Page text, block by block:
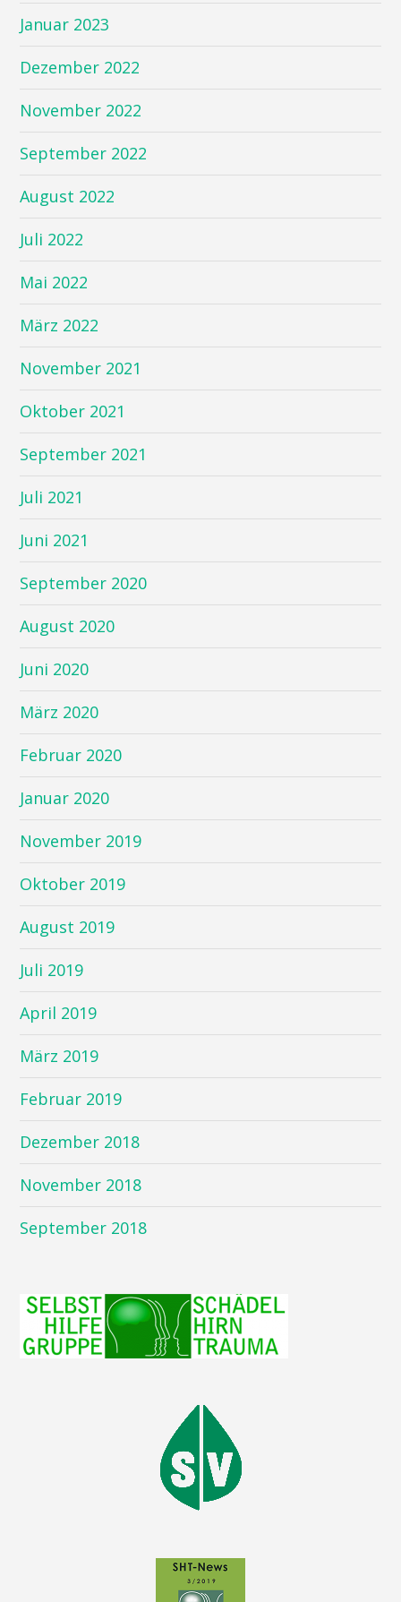
Januar 2023
Dezember 2022
November 2022
September 2022
August 2022
Juli 2022
Mai 2022
März 2022
November 2021
Oktober 2021
September 2021
Juli 2021
Juni 2021
September 2020
August 2020
Juni 2020
März 2020
Februar 2020
Januar 2020
November 2019
Oktober 2019
August 2019
Juli 2019
April 2019
März 2019
Februar 2019
Dezember 2018
November 2018
September 2018